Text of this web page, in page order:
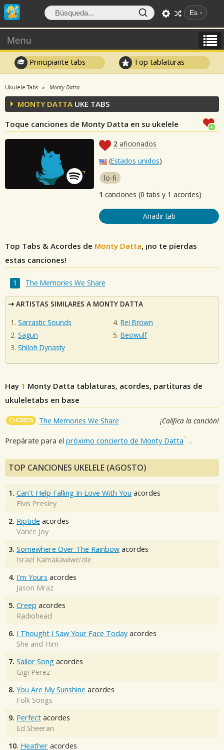
Es
Menu
Principiante tabs Top tablaturas
Ukulele Tabs Monty Datta
MONTY DATTA UKE TABS
Toque canciones de Monty Datta en su ukelele
2 aficionados
(Estados unidos)
lo-fi
1 canciones (0 tabs y 1 acordes)
Añadir tab
Top Tabs & Acordes de Monty Datta, ¡no te pierdas
estas canciones!
The Memories We Share
ARTISTAS SIMILARES A MONTY DATTA
Sarcastic Sounds
Sagun
Shiloh Dynasty
Rei Brown
Beowulf
Hay 1 Monty Datta tablaturas, acordes, partituras de
ukuleletabs en base
CHORDS The Memories We Share ¡Califica la canción!
Prepárate para el próximo concierto de Monty Datta .
TOP CANCIONES UKELELE (AGOSTO)
1. Can't Help Falling In Love With You acordes
Elvis Presley
2. Riptide acordes
Vance Joy
3. Somewhere Over The Rainbow acordes
Israel Kamakawiwo'ole
4. I'm Yours acordes
Jason Mraz
5. Creep acordes
Radiohead
6. I Thought I Saw Your Face Today acordes
She and Him
7. Sailor Song acordes
Gigi Perez
8. You Are My Sunshine acordes
Folk Songs
9. Perfect acordes
Ed Sheeran
10. Heather acordes